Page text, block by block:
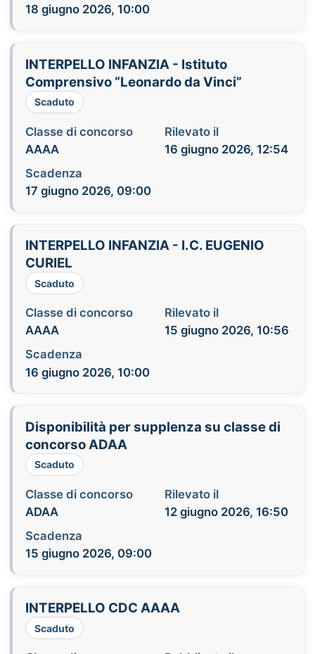
18 giugno 2026, 10:00
INTERPELLO INFANZIA - Istituto
Comprensivo “Leonardo da Vinci”
Scaduto
Classe di concorso
AAAA
Rilevato il
16 giugno 2026, 12:54
Scadenza
17 giugno 2026, 09:00
INTERPELLO INFANZIA - I.C. EUGENIO
CURIEL
Scaduto
Classe di concorso
AAAA
Rilevato il
15 giugno 2026, 10:56
Scadenza
16 giugno 2026, 10:00
Disponibilità per supplenza su classe di
concorso ADAA
Scaduto
Classe di concorso
ADAA
Rilevato il
12 giugno 2026, 16:50
Scadenza
15 giugno 2026, 09:00
INTERPELLO CDC AAAA
Scaduto